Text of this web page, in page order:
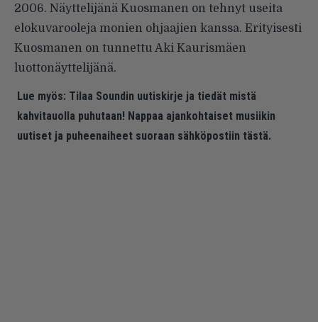
2006. Näyttelijänä Kuosmanen on tehnyt useita
elokuvarooleja monien ohjaajien kanssa. Erityisesti
Kuosmanen on tunnettu Aki Kaurismäen
luottonäyttelijänä.
Lue myös: Tilaa Soundin uutiskirje ja tiedät mistä
kahvitauolla puhutaan! Nappaa ajankohtaiset musiikin
uutiset ja puheenaiheet suoraan sähköpostiin tästä.